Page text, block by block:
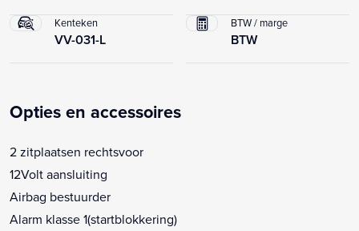
Kenteken
VV-031-L
BTW / marge
BTW
Opties en accessoires
2 zitplaatsen rechtsvoor
12Volt aansluiting
Airbag bestuurder
Alarm klasse 1(startblokkering)